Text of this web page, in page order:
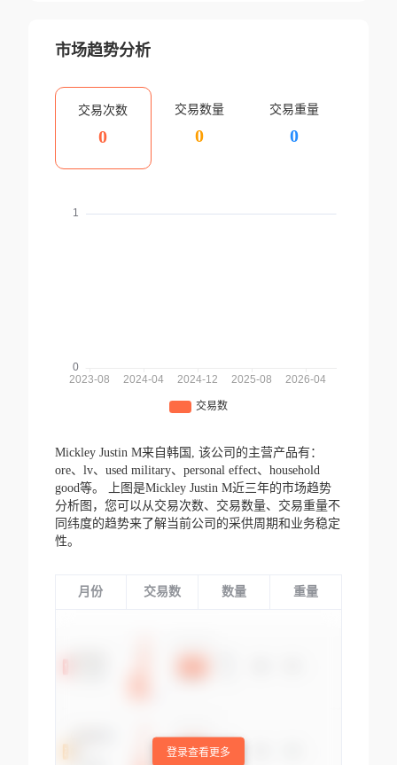
市场趋势分析
交易次数
0
交易数量
0
交易重量
0
Mickley Justin M来自韩国, 该公司的主营产品有：
ore、lv、used military、personal effect、household
good等。
上图是Mickley Justin M近三年的市场趋势
分析图，您可以从交易次数、交易数量、交易重量不
同纬度的趋势来了解当前公司的采供周期和业务稳定
性。
月份 交易数 数量 重量
登录查看更多